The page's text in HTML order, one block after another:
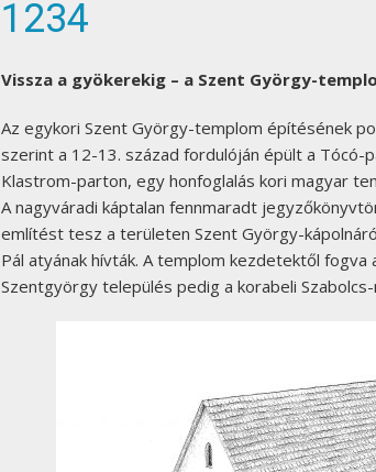
1234
Vissza a gyökerekig – a Szent György-
Az egykori Szent György-templom építésének
szerint a 12-13. század fordulóján épült a Tócó-
Klastrom-parton, egy honfoglalás kori magyar
A nagyváradi káptalan fennmaradt
említést tesz a területen Szent György-
Pál atyának hívták. A templom kezdetektől
Szentgyörgy település pedig a korabeli